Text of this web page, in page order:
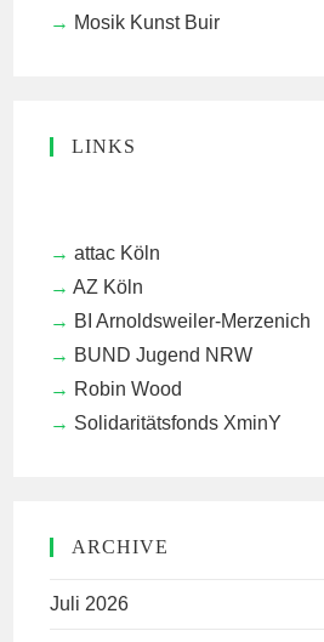
Mosik Kunst Buir
LINKS
attac Köln
AZ Köln
BI Arnoldsweiler-Merzenich
BUND Jugend NRW
Robin Wood
Solidaritätsfonds XminY
ARCHIVE
Juli 2026